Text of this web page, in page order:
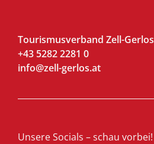
Tourismusverband Zell-Gerlos
+43 5282 2281 0
info@zell-gerlos.at
Unsere Socials – schau vorbei!